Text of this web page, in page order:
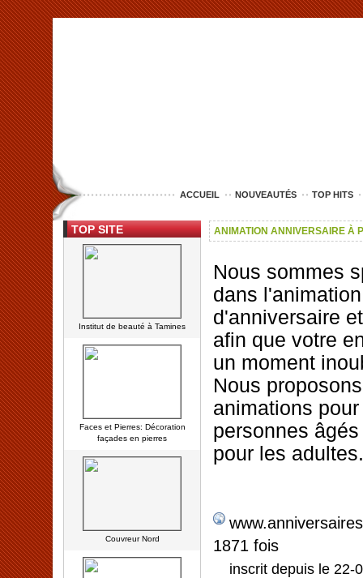
<img src="http://www.lille-entreprise.com/images/anim.jpg"
ACCUEIL NOUVEAUTÉS TOP HITS
TOP SITE
Institut de beauté à Tamines
Faces et Pierres: Décoration
façades en pierres
Couvreur Nord
ANIMATION ANNIVERSAIRE À
Nous sommes
dans
d'anniversaire
afin que votre
un moment
Nous
animations
personnes
pour les adultes.
1871 fois
inscrit depuis le 22-